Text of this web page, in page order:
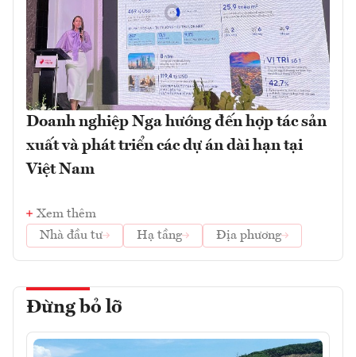
Doanh nghiệp Nga hướng đến hợp tác sản
xuất và phát triển các dự án dài hạn tại
Việt Nam
Xem thêm
Nhà đầu tư
Hạ tầng Địa phương
Đừng bỏ lỡ